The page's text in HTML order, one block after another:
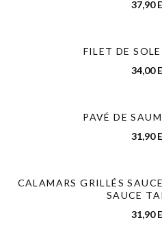
37,90
FILET DE
34,00
PAVÉ DE
31,90
CALAMARS GRILLÉS
SAUCE
31,90